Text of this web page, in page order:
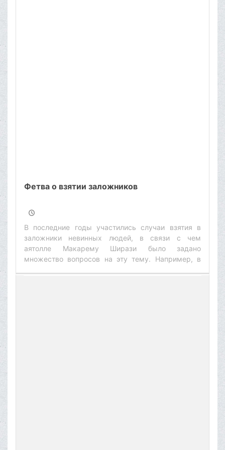
Фетва о взятии заложников
В последние годы участились случаи взятия в
заложники невинных людей, в связи с чем
аятолле Макарему Ширази было задано
множество вопросов на эту тему. Например, в